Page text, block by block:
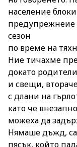
население
предупрежнеие
сезон
по време на
Ние тичахме
докато
и свещи,
с длани на
като че
можеха да
Нямаше дъжд,
пясък, който